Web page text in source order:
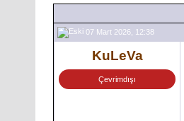
07 Mart 2026, 12:38
KuLeVa
Çevrimdışı